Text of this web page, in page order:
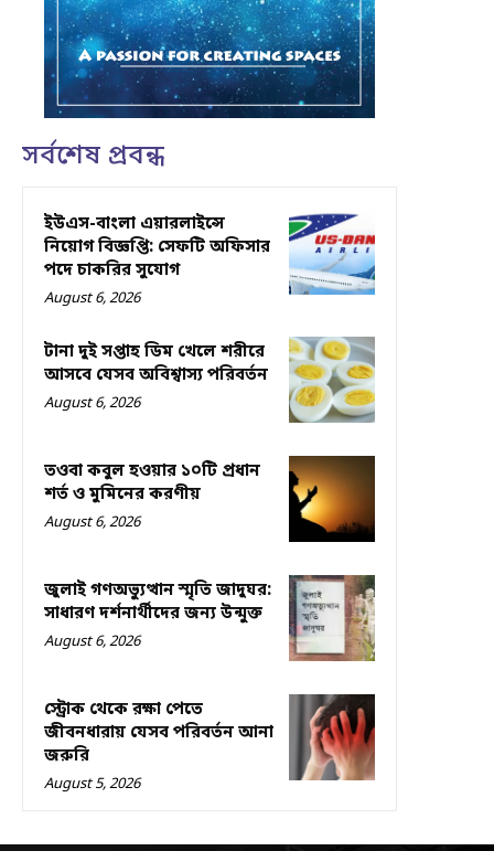
সর্বশেষ প্রবন্ধ
ইউএস-বাংলা এয়ারলাইন্সে
নিয়োগ বিজ্ঞপ্তি: সেফটি অফিসার
পদে চাকরির সুযোগ
August 6, 2026
টানা দুই সপ্তাহ ডিম খেলে শরীরে
আসবে যেসব অবিশ্বাস্য পরিবর্তন
August 6, 2026
তওবা কবুল হওয়ার ১০টি প্রধান
শর্ত ও মুমিনের করণীয়
August 6, 2026
জুলাই গণঅভ্যুত্থান স্মৃতি জাদুঘর:
সাধারণ দর্শনার্থীদের জন্য উন্মুক্ত
August 6, 2026
স্ট্রোক থেকে রক্ষা পেতে
জীবনধারায় যেসব পরিবর্তন আনা
জরুরি
August 5, 2026